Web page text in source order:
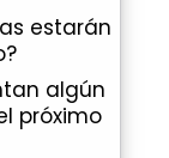
estarán
algún
próximo